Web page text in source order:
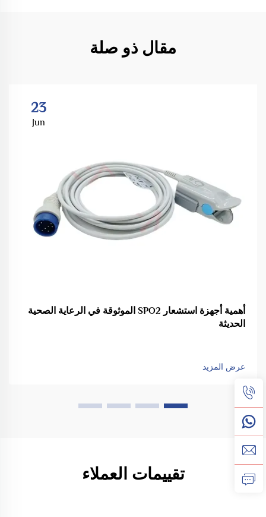
مقال ذو صلة
23
Jun
أهمية أجهزة استشعار SPO2 الموثوقة في الرعاية الصحية
الحديثة
عرض المزيد
تقييمات العملاء